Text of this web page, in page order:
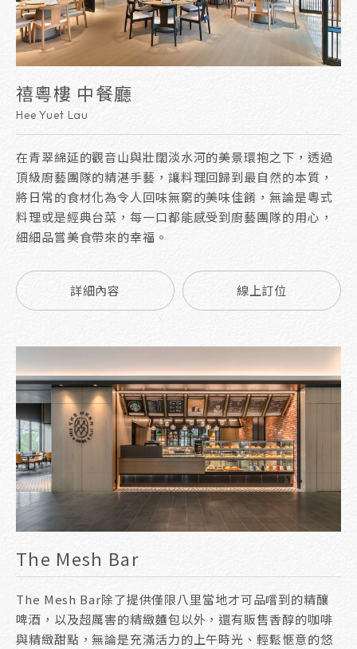
禧粵樓 中餐廳
Hee Yuet Lau
在青翠綿延的觀音山與壯闊淡水河的美景環抱之下，透過
頂級廚藝團隊的精湛手藝，讓料理回歸到最自然的本質，
將日常的食材化為令人回味無窮的美味佳餚，無論是粵式
料理或是經典台菜，每一口都能感受到廚藝團隊的用心，
細細品嘗美食帶來的幸福。
詳細內容 線上訂位
The Mesh Bar
The Mesh Bar除了提供僅限八里當地才可品嚐到的精釀
啤酒，以及超厲害的精緻麵包以外，還有販售香醇的咖啡
與精緻甜點，無論是充滿活力的上午時光、輕鬆愜意的悠